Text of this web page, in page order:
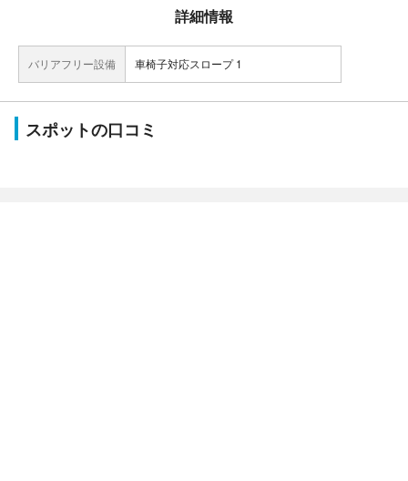
詳細情報
バリアフリー設備 車椅子対応スロープ 1
スポットの口コミ